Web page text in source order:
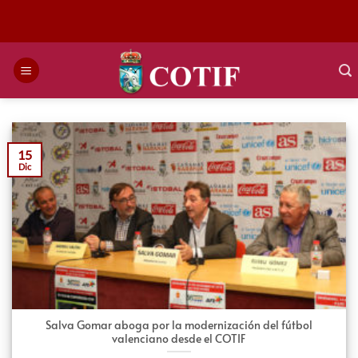
Salva Gomar aboga por la modernización del fútbol
valenciano desde el COTIF
15
Dic